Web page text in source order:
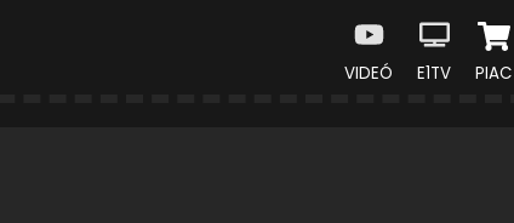
VIDEÓ E1TV PIAC